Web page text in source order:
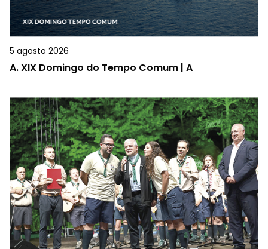
5 agosto 2026
A.XIX Domingo do Tempo Comum | A